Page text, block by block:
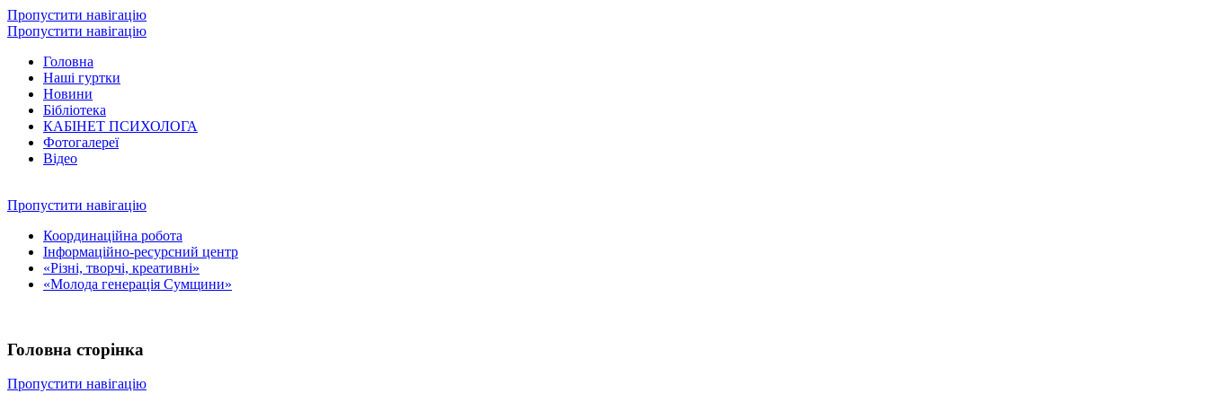
Пропустити навігацію
Пропустити навігацію
Головна
Наші гуртки
Новини
Бібліотека
КАБІНЕТ ПСИХОЛОГА
Фотогалереї
Відео
Пропустити навігацію
Координаційна робота
Інформаційно-ресурсний центр
«Різні, творчі, креативні»
«Молода генерація Сумщини»
Головна сторінка
Пропустити навігацію